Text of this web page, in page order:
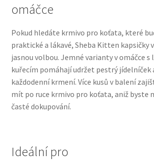
Ortopedické pelíšky
Přepravky pro psy
Purizon pro psy — Vysoký obsah masa,
Royal Canin pro psy
Veterinární dieta pro psy
omáčce
Pokud hledáte krmivo pro koťata, které
praktické a lákavé, Sheba Kitten kapsičky
jasnou volbou. Jemné varianty v omáčce s
kuřecím pomáhají udržet pestrý jídelníček
každodenní krmení. Více kusů v balení
mít po ruce krmivo pro koťata, aniž byste
časté dokupování.
Ideální pro